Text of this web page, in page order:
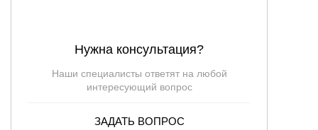
2.7 133
Нужна консультация?
Наши специалисты ответят на любой
интересующий вопрос
ЗАДАТЬ ВОПРОС